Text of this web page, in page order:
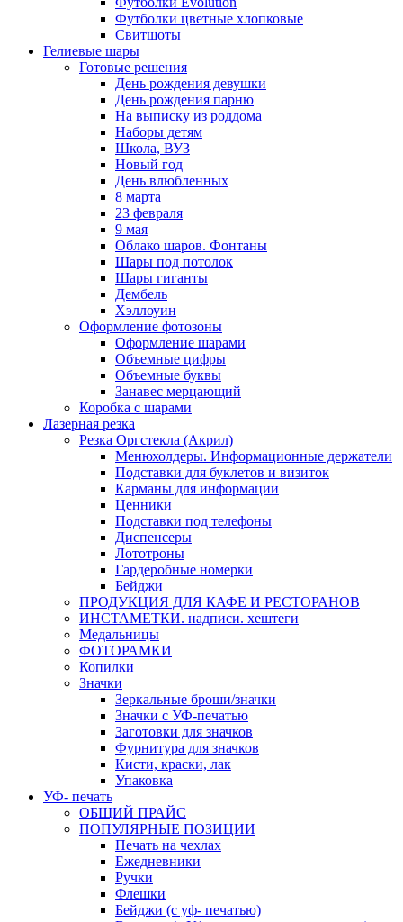
Футболки цветные хлопковые
Свитшоты
Гелиевые шары
Готовые решения
День рождения девушки
День рождения парню
На выписку из роддома
Наборы детям
Школа, ВУЗ
Новый год
День влюбленных
8 марта
23 февраля
9 мая
Облако шаров. Фонтаны
Шары под потолок
Шары гиганты
Дембель
Хэллоуин
Оформление фотозоны
Оформление шарами
Объемные цифры
Объемные буквы
Занавес мерцающий
Коробка с шарами
Лазерная резка
Резка Оргстекла (Акрил)
Менюхолдеры. Информационные держатели
Подставки для буклетов и визиток
Карманы для информации
Ценники
Подставки под телефоны
Диспенсеры
Лототроны
Гардеробные номерки
Бейджи
ПРОДУКЦИЯ ДЛЯ КАФЕ И РЕСТОРАНОВ
ИНСТАМЕТКИ. надписи. хештеги
Медальницы
ФОТОРАМКИ
Копилки
Значки
Зеркальные броши/значки
Значки с УФ-печатью
Заготовки для значков
Фурнитура для значков
Кисти, краски, лак
Упаковка
УФ- печать
ОБЩИЙ ПРАЙС
ПОПУЛЯРНЫЕ ПОЗИЦИИ
Печать на чехлах
Ежедневники
Ручки
Флешки
Бейджи (с уф- печатью)